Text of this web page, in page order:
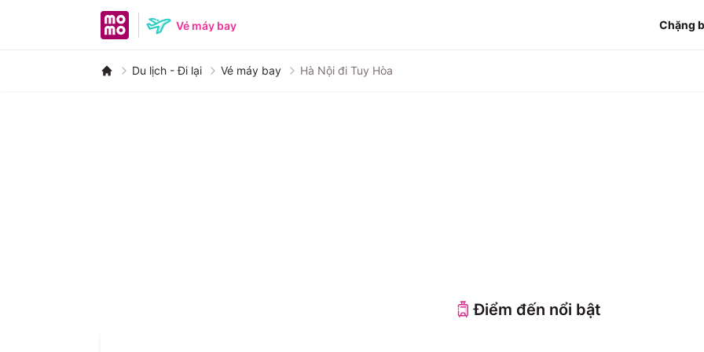
MoMo home pageVé máy bay Chặng
Du lịch - Đi lại Vé máy bay Hà Nội đi Tuy Hòa
Điểm đến nổi bật
Đà Lạt
Hồ Chí Minh